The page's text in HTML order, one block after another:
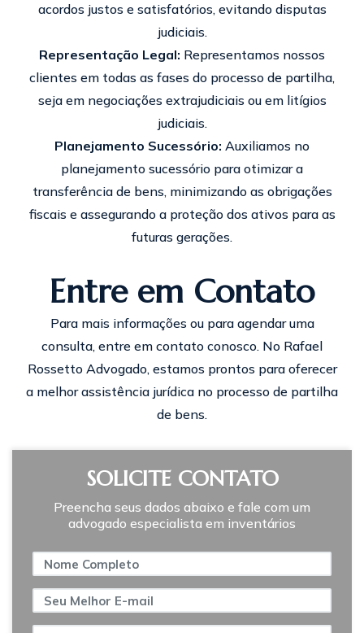
acordos justos e satisfatórios, evitando disputas
judiciais.
Representação Legal: Representamos nossos
clientes em todas as fases do processo de partilha,
seja em negociações extrajudiciais ou em litígios
judiciais.
Planejamento Sucessório: Auxiliamos no
planejamento sucessório para otimizar a
transferência de bens, minimizando as obrigações
fiscais e assegurando a proteção dos ativos para as
futuras gerações.
Entre em Contato
Para mais informações ou para agendar uma
consulta, entre em contato conosco. No Rafael
Rossetto Advogado, estamos prontos para oferecer
a melhor assistência jurídica no processo de partilha
de bens.
SOLICITE CONTATO
Preencha seus dados abaixo e fale com um
advogado especialista em inventários